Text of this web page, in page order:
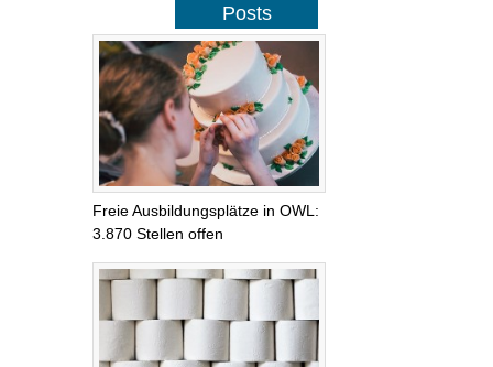
Posts
Freie Ausbildungsplätze in OWL:
3.870 Stellen offen